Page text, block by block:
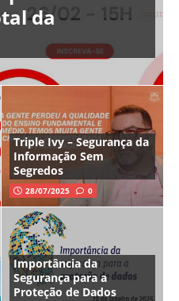
da
Triple Ivy – Segurança da
Informação Sem
Segredos
28/07/2025 0
Importância da
Segurança para a
Proteção de Dados